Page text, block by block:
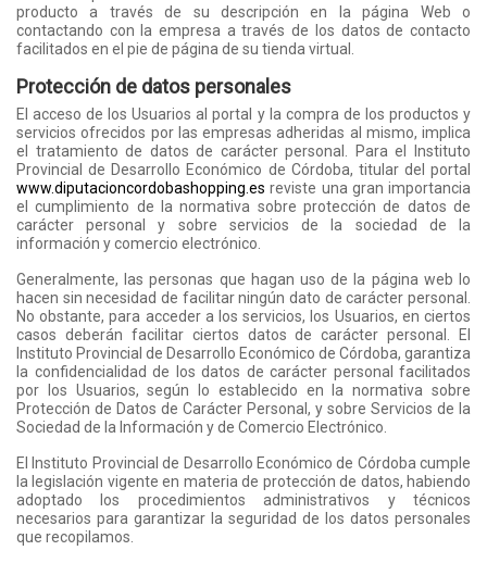
producto a través de su descripción en la página Web o
contactando con la empresa a través de los datos de contacto
facilitados en el pie de página de su tienda virtual.
Protección de datos personales
El acceso de los Usuarios al portal y la compra de los productos y
servicios ofrecidos por las empresas adheridas al mismo, implica
el tratamiento de datos de carácter personal. Para el Instituto
Provincial de Desarrollo Económico de Córdoba, titular del portal
www.diputacioncordobashopping.es reviste una gran importancia
el cumplimiento de la normativa sobre protección de datos de
carácter personal y sobre servicios de la sociedad de la
información y comercio electrónico.
Generalmente, las personas que hagan uso de la página web lo
hacen sin necesidad de facilitar ningún dato de carácter personal.
No obstante, para acceder a los servicios, los Usuarios, en ciertos
casos deberán facilitar ciertos datos de carácter personal. El
Instituto Provincial de Desarrollo Económico de Córdoba, garantiza
la confidencialidad de los datos de carácter personal facilitados
por los Usuarios, según lo establecido en la normativa sobre
Protección de Datos de Carácter Personal, y sobre Servicios de la
Sociedad de la Información y de Comercio Electrónico.
El Instituto Provincial de Desarrollo Económico de Córdoba cumple
la legislación vigente en materia de protección de datos, habiendo
adoptado los procedimientos administrativos y técnicos
necesarios para garantizar la seguridad de los datos personales
que recopilamos.